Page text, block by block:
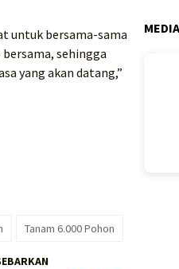
untuk bersama-sama
sehingga
yang akan datang,”
Tanam 6.000 Pohon